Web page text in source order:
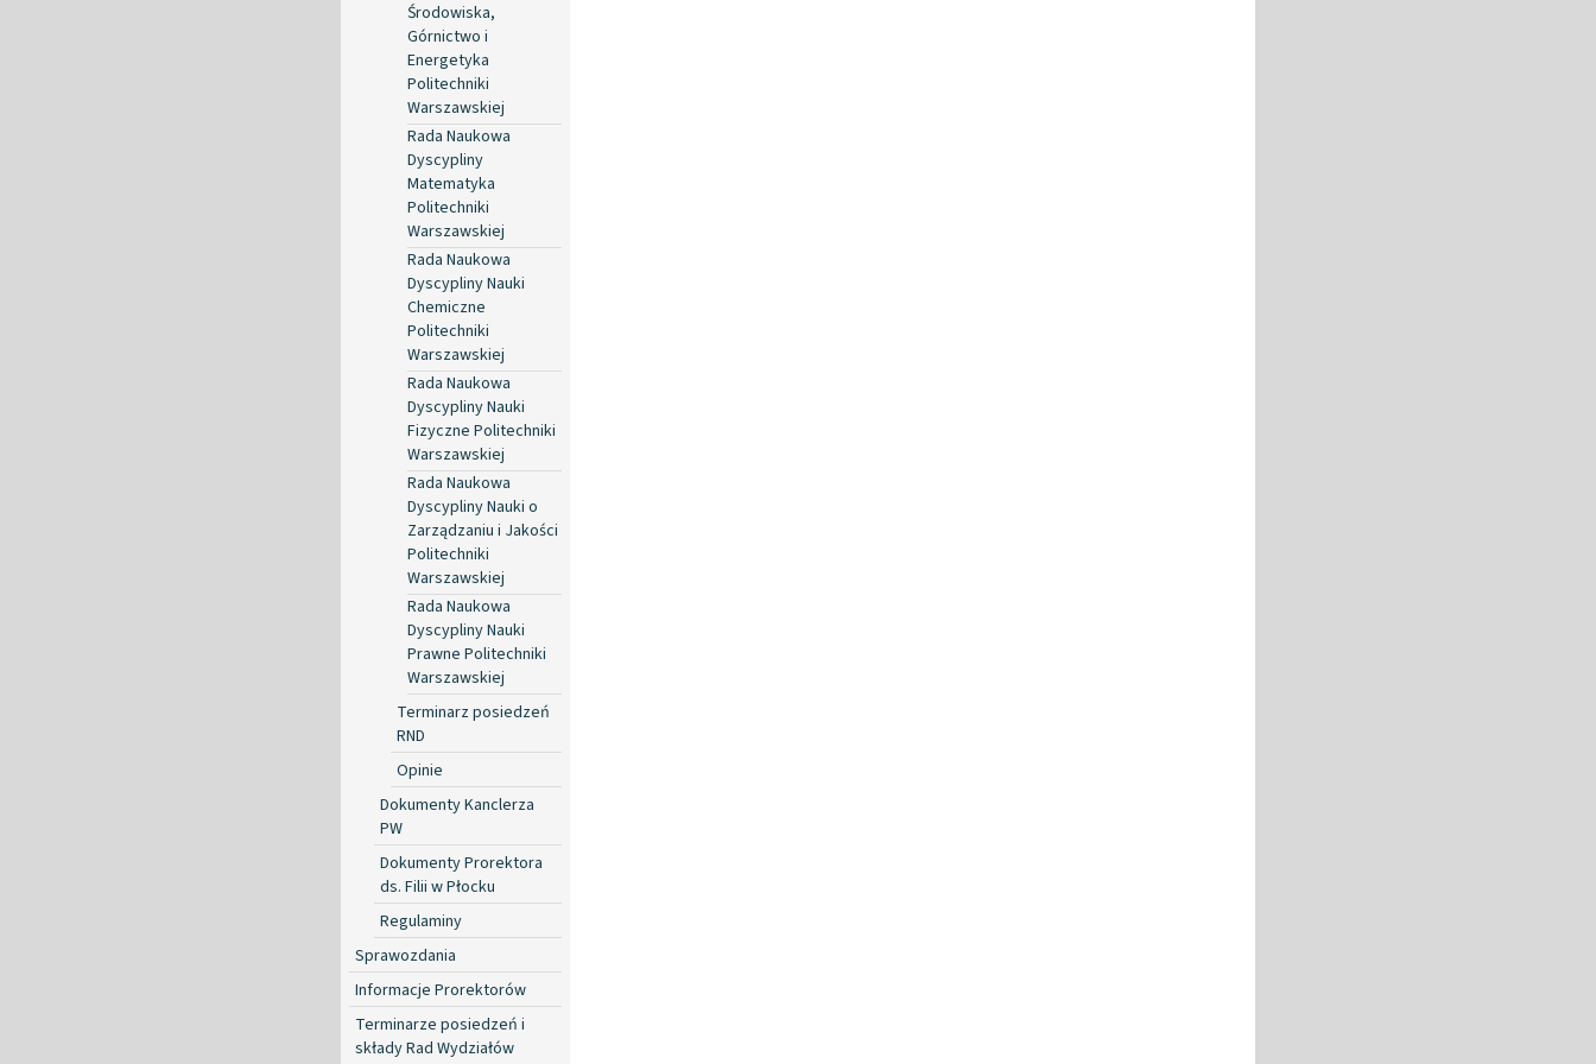
Środowiska,
Górnictwo i
Energetyka
Politechniki
Warszawskiej
Rada Naukowa
Dyscypliny
Matematyka
Politechniki
Warszawskiej
Rada Naukowa
Dyscypliny Nauki
Chemiczne
Politechniki
Warszawskiej
Rada Naukowa
Dyscypliny Nauki
Fizyczne Politechniki
Warszawskiej
Rada Naukowa
Dyscypliny Nauki o
Zarządzaniu i Jakości
Politechniki
Warszawskiej
Rada Naukowa
Dyscypliny Nauki
Prawne Politechniki
Warszawskiej
Terminarz posiedzeń
RND
Opinie
Dokumenty Kanclerza
PW
Dokumenty Prorektora
ds. Filii w Płocku
Regulaminy
Sprawozdania
Informacje Prorektorów
Terminarze posiedzeń i
składy Rad Wydziałów